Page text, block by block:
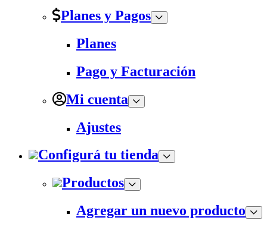
Planes y Pagos
Planes
Pago y Facturación
Mi cuenta
Ajustes
Configurá tu tienda
Productos
Agregar un nuevo producto